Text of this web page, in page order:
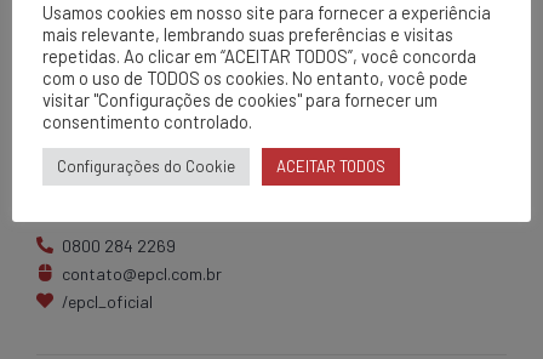
EPCL
Matriz
Av. Centenário, 1420
0800 284 2269
contato@epcl.com.br
/epcl_oficial
Usamos cookies em nosso site para fornecer a experiência
mais relevante, lembrando suas preferências e visitas
repetidas. Ao clicar em “ACEITAR TODOS”, você concorda
com o uso de TODOS os cookies. No entanto, você pode
visitar "Configurações de cookies" para fornecer um
consentimento controlado.
Configurações do Cookie ACEITAR TODOS